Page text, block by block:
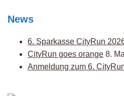
News
6. Sparkasse CityRun
CityRun goes orange 8.
Anmeldung zum 6.